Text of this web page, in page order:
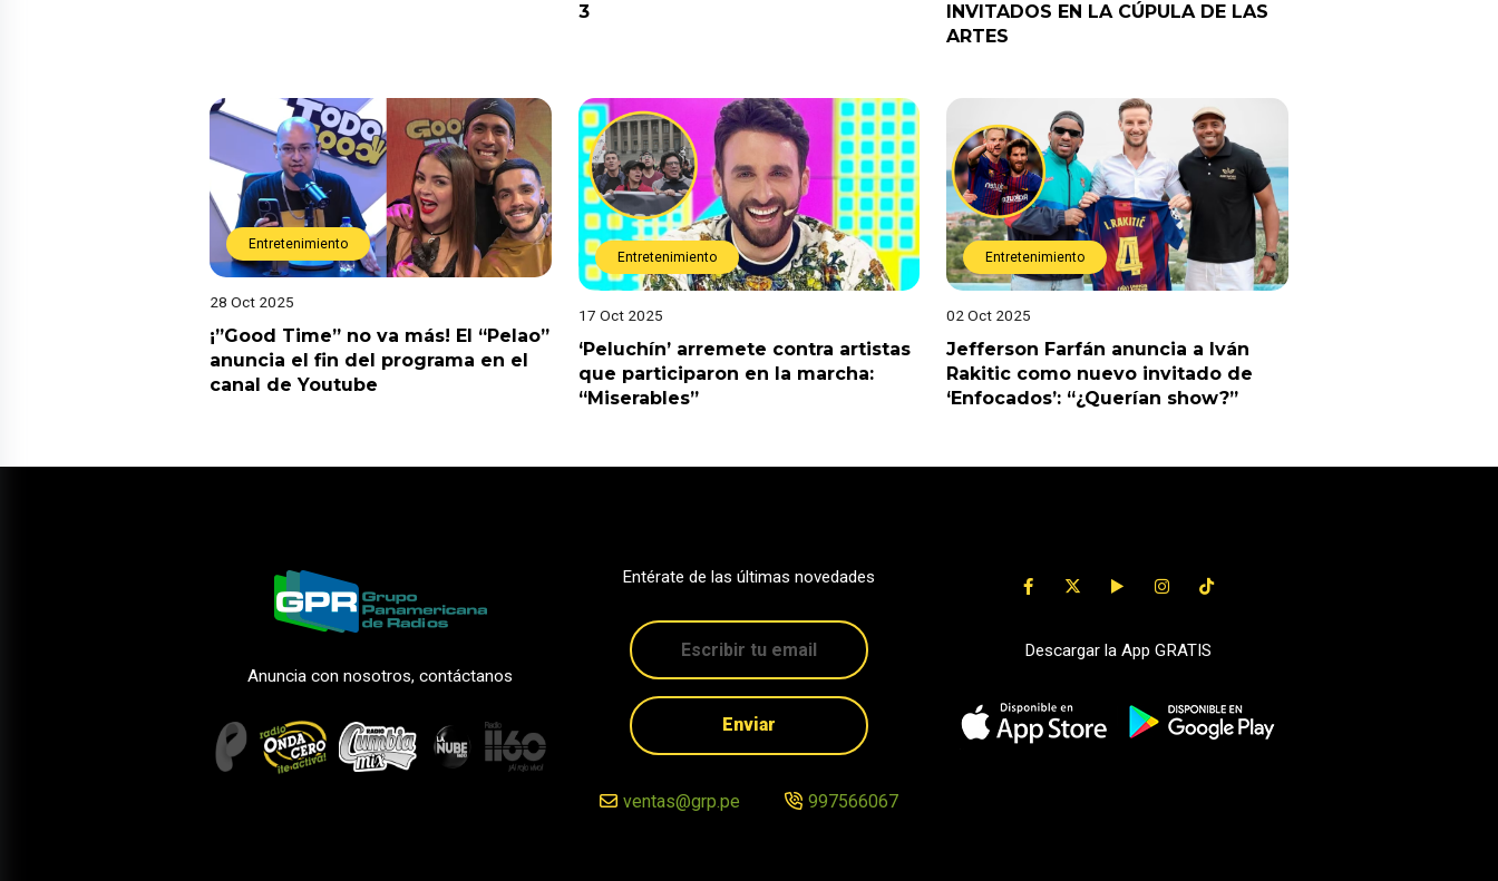
3
INVITADOS EN LA CÚPULA DE LAS
ARTES
Entretenimiento
28 Oct 2025
¡”Good Time” no va más! El “Pelao”
anuncia el fin del programa en el
canal de Youtube
Entretenimiento
17 Oct 2025
‘Peluchín’ arremete contra artistas
que participaron en la marcha:
“Miserables”
Entretenimiento
02 Oct 2025
Jefferson Farfán anuncia a Iván
Rakitic como nuevo invitado de
‘Enfocados’: “¿Querían show?”
Anuncia con nosotros, contáctanos
Entérate de las últimas novedades
Enviar
ventas@grp.pe 997566067
Descargar la App GRATIS